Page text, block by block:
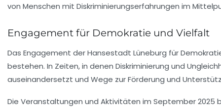
von Menschen mit Diskriminierungserfahrungen im
Engagement für Demokratie und Vielfalt
Das Engagement der Hansestadt Lüneburg für
bestehen. In Zeiten, in denen Diskriminierung und
auseinandersetzt und Wege zurFörderung und
Die Veranstaltungen und Aktivitäten im September 2025